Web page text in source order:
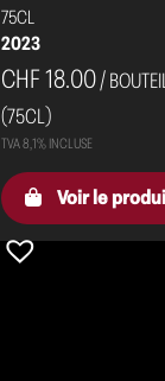
75CL
2023
CHF 18.00/
(75CL)
Voir le